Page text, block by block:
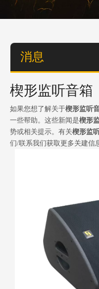
消息
楔形监听音箱
如果您想了解关于楔形监听
一些帮助。这些新闻是楔形
势或相关提示。有关楔形监
们/联系我们获取更多关建信